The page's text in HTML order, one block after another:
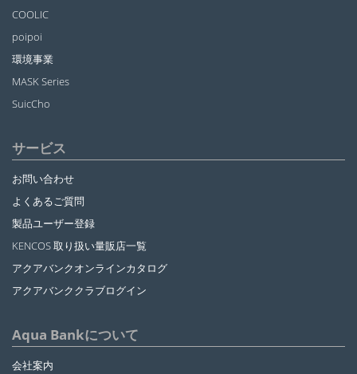
COOLIC
poipoi
環境事業
MASK Series
SuicCho
サービス
お問い合わせ
よくあるご質問
製品ユーザー登録
KENCOS 取り扱い量販店一覧
アクアバンクオンラインカタログ
アクアバンククラブログイン
Aqua Bankについて
会社案内